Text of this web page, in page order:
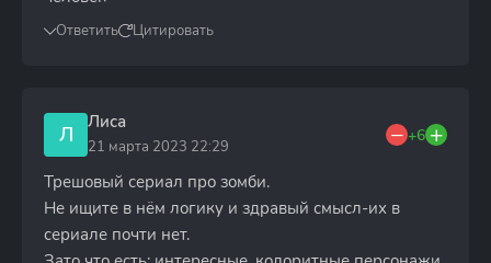
Ответить Цитировать
Л Лиса
21 марта 2023 22:29
+6
Трешовый сериал про зомби.
Не ищите в нём логику и здравый смысл-их в
сериале почти нет.